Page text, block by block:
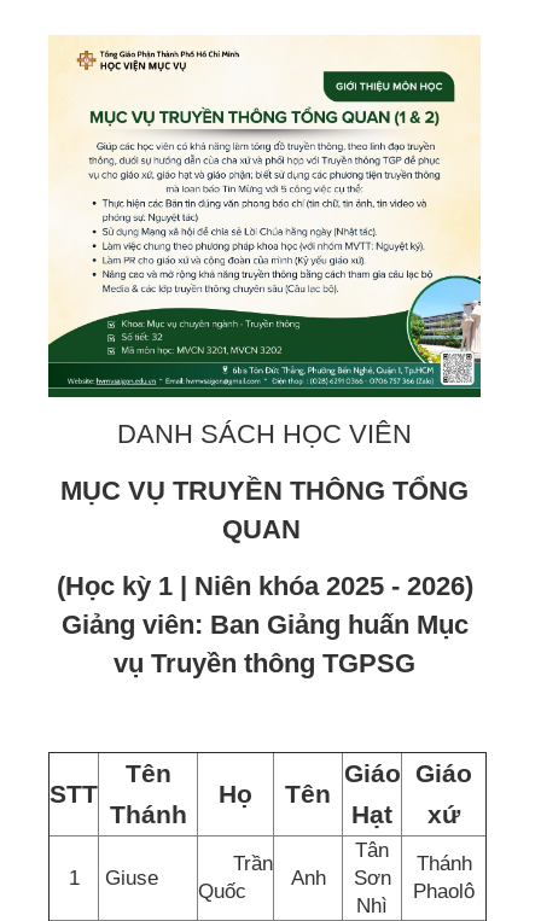
DANH SÁCH HỌC VIÊN
MỤC VỤ TRUYỀN THÔNG TỔNG
QUAN
(Học kỳ 1 | Niên khóa 2025 - 2026)
Giảng viên: Ban Giảng huấn Mục
vụ Truyền thông TGPSG
STT
Tên
Thánh
Họ Tên
Giáo
Hạt
Giáo
xứ
1 Giuse
Trần
Quốc
Anh
Tân
Sơn
Nhì
Thánh
Phaolô